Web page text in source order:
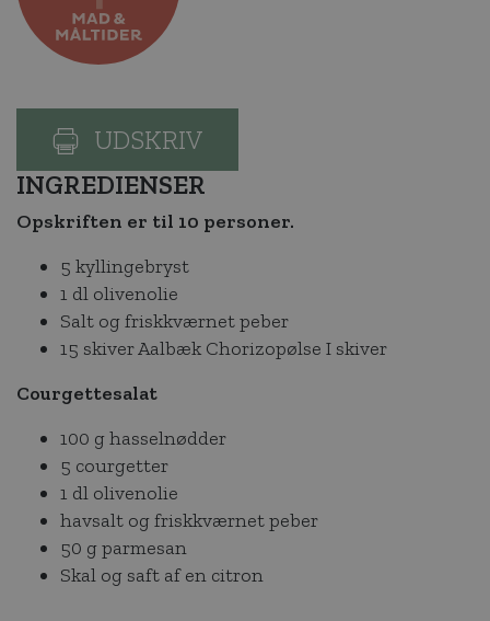
UDSKRIV
INGREDIENSER
Opskriften er til 10 personer.
5 kyllingebryst
1 dl olivenolie
Salt og friskkværnet peber
15 skiver Aalbæk Chorizopølse I skiver
Courgettesalat
100 g hasselnødder
5 courgetter
1 dl olivenolie
havsalt og friskkværnet peber
50 g parmesan
Skal og saft af en citron